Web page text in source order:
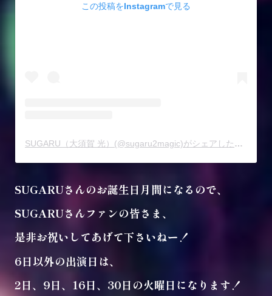
この投稿をInstagramで見る
SUGARU（大須賀 光）(@sugaru2magic)がシェアした投稿
SUGARUさんのお誕生日月間になるので、
SUGARUさんファンの皆さま、
是非お祝いしてあげて下さいねー！
6日以外の出演日は、
2日、9日、16日、30日の火曜日になります！